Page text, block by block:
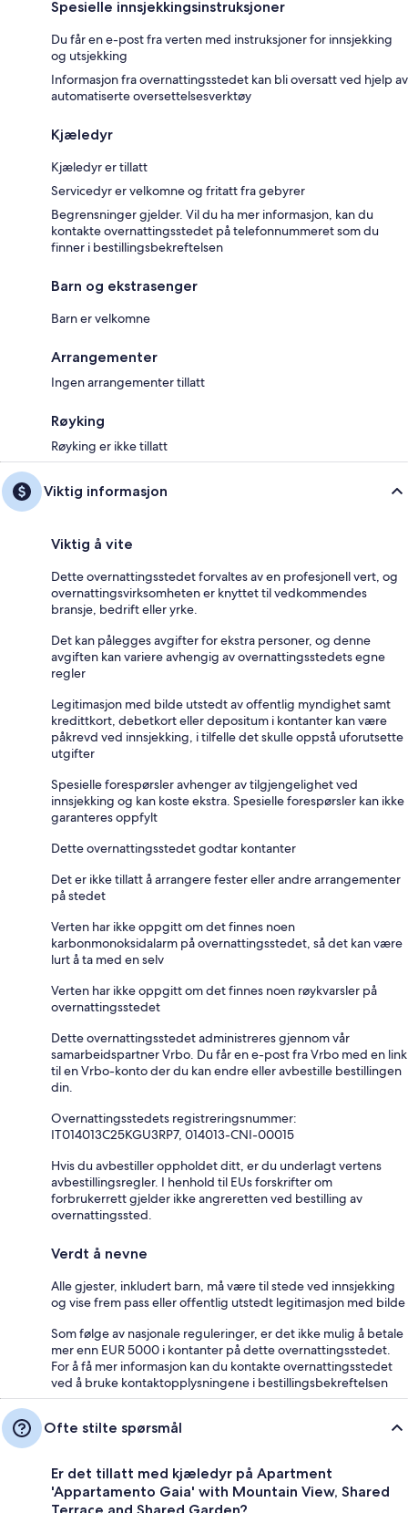
Spesielle innsjekkingsinstruksjoner
Du får en e-post fra verten med instruksjoner for innsjekking
og utsjekking
Informasjon fra overnattingsstedet kan bli oversatt ved hjelp av
automatiserte oversettelsesverktøy
Kjæledyr
Kjæledyr er tillatt
Servicedyr er velkomne og fritatt fra gebyrer
Begrensninger gjelder. Vil du ha mer informasjon, kan du
kontakte overnattingsstedet på telefonnummeret som du
finner i bestillingsbekreftelsen
Barn og ekstrasenger
Barn er velkomne
Arrangementer
Ingen arrangementer tillatt
Røyking
Røyking er ikke tillatt
Viktig informasjon
Viktig å vite
Dette overnattingsstedet forvaltes av en profesjonell vert, og
overnattingsvirksomheten er knyttet til vedkommendes
bransje, bedrift eller yrke.
Det kan pålegges avgifter for ekstra personer, og denne
avgiften kan variere avhengig av overnattingsstedets egne
regler
Legitimasjon med bilde utstedt av offentlig myndighet samt
kredittkort, debetkort eller depositum i kontanter kan være
påkrevd ved innsjekking, i tilfelle det skulle oppstå uforutsette
utgifter
Spesielle forespørsler avhenger av tilgjengelighet ved
innsjekking og kan koste ekstra. Spesielle forespørsler kan ikke
garanteres oppfylt
Dette overnattingsstedet godtar kontanter
Det er ikke tillatt å arrangere fester eller andre arrangementer
på stedet
Verten har ikke oppgitt om det finnes noen
karbonmonoksidalarm på overnattingsstedet, så det kan være
lurt å ta med en selv
Verten har ikke oppgitt om det finnes noen røykvarsler på
overnattingsstedet
Dette overnattingsstedet administreres gjennom vår
samarbeidspartner Vrbo. Du får en e-post fra Vrbo med en link
til en Vrbo-konto der du kan endre eller avbestille bestillingen
din.
Overnattingsstedets registreringsnummer:
IT014013C25KGU3RP7, 014013-CNI-00015
Hvis du avbestiller oppholdet ditt, er du underlagt vertens
avbestillingsregler. I henhold til EUs forskrifter om
forbrukerrett gjelder ikke angreretten ved bestilling av
overnattingssted.
Verdt å nevne
Alle gjester, inkludert barn, må være til stede ved innsjekking
og vise frem pass eller offentlig utstedt legitimasjon med bilde
Som følge av nasjonale reguleringer, er det ikke mulig å betale
mer enn EUR 5000 i kontanter på dette overnattingsstedet.
For å få mer informasjon kan du kontakte overnattingsstedet
ved å bruke kontaktopplysningene i bestillingsbekreftelsen
Ofte stilte spørsmål
Er det tillatt med kjæledyr på Apartment
'Appartamento Gaia' with Mountain View, Shared